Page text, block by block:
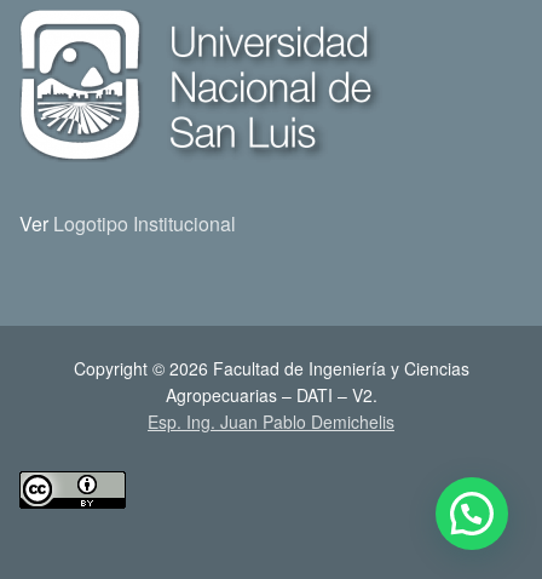
Ver Logotipo Institucional
Copyright © 2026 Facultad de Ingeniería y Ciencias
Agropecuarias – DATI – V2.
Esp. Ing. Juan Pablo Demichelis